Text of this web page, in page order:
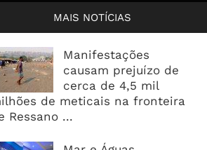
MAIS NOTÍCIAS
Manifestações
causam prejuízo de
cerca de 4,5 mil
de meticais na fronteira
Ressano ...
Moçambicana Procura
em 2026, Mas Crédito,
e Divisas Limitam Aceleração